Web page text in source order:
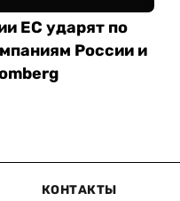
ЕС ударят по
России и
КОНТАКТЫ